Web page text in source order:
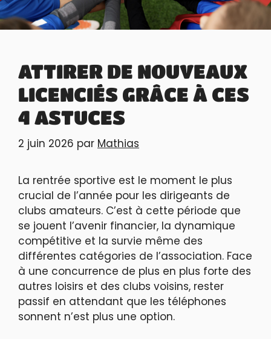
ATTIRER DE NOUVEAUX
LICENCIÉS GRÂCE À CES
4 ASTUCES
2 juin 2026 par Mathias
La rentrée sportive est le moment le plus
crucial de l’année pour les dirigeants de
clubs amateurs. C’est à cette période que
se jouent l’avenir financier, la dynamique
compétitive et la survie même des
différentes catégories de l’association. Face
à une concurrence de plus en plus forte des
autres loisirs et des clubs voisins, rester
passif en attendant que les téléphones
sonnent n’est plus une option.